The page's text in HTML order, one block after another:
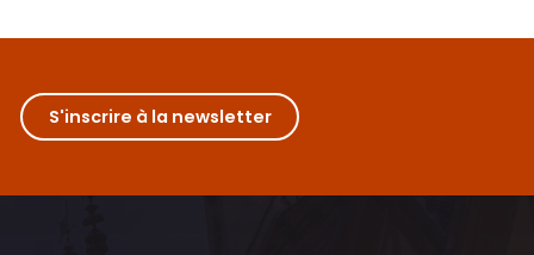
S'inscrire à la newsletter